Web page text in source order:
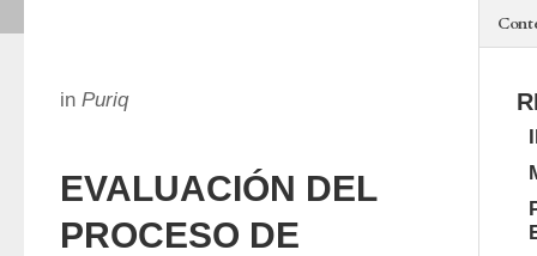
in Puriq
EVALUACIÓN DEL
PROCESO DE